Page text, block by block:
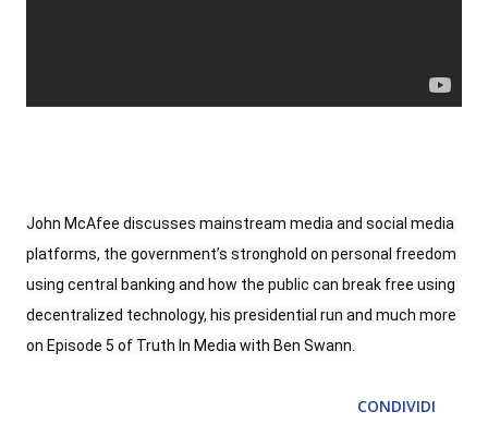
John McAfee discusses mainstream media and social media
platforms, the government’s stronghold on personal freedom
using central banking and how the public can break free using
decentralized technology, his presidential run and much more
on Episode 5 of Truth In Media with Ben Swann.
CONDIVIDI